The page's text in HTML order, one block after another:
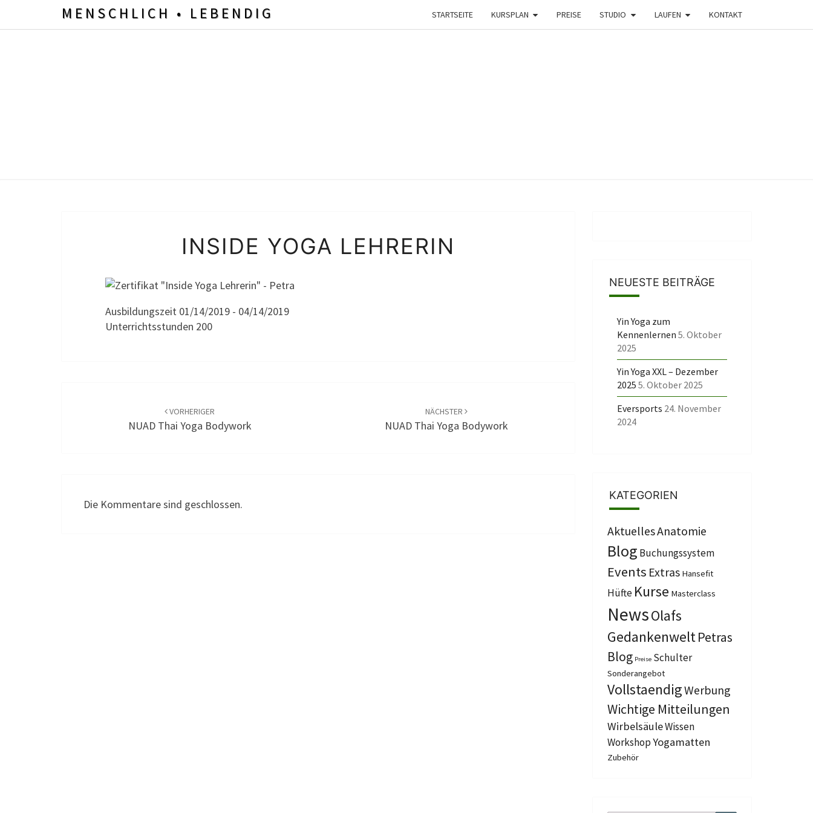
MENSCHLICH • LEBENDIG STARTSEITE KURSPLAN PREISE STUDIO LAUFEN KONTAKT
YOGA
INSIDE YOGA LEHRERIN
Ausbildungszeit 01/14/2019 - 04/14/2019
Unterrichtsstunden 200
VORHERIGER
NUAD Thai Yoga Bodywork
NÄCHSTER
NUAD Thai Yoga Bodywork
Die Kommentare sind geschlossen.
NEUESTE BEITRÄGE
Yin Yoga zum
Kennenlernen 5. Oktober
2025
Yin Yoga XXL – Dezember
2025 5. Oktober 2025
Eversports 24. November
2024
KATEGORIEN
AktuellesAnatomie
Blog Buchungssystem
Events Extras Hansefit
Hüfte Kurse Masterclass
NewsOlafs
GedankenweltPetras
Blog Preise Schulter
Sonderangebot
VollstaendigWerbung
Wichtige Mitteilungen
WirbelsäuleWissen
WorkshopYogamatten
Zubehör